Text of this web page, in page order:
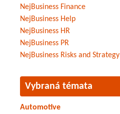
NejBusiness Finance
NejBusiness Help
NejBusiness HR
NejBusiness PR
NejBusiness Risks and Strategy
Vybraná témata
Automotive